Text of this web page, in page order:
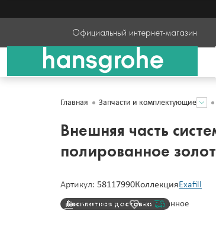
Официальный интернет-магазин
Главная Запчасти и комплектующие
Внешняя часть
полированное
Артикул: 58117990КоллекцияExafill
В сравнение В избранное
Бесплатная доставка